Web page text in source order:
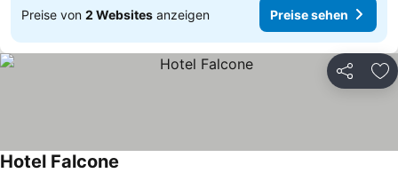
Preise von 2 Websites anzeigen Preise sehen
Teilen
Hotel Falcone